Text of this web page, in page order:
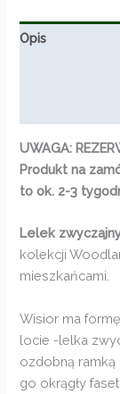
Opis
UWAGA:
Produkt na
to ok. 2-3
Lelek
kolekcji
mieszkańcami.
Wisior ma
locie -lelka
ozdobną ramką
go okrągły